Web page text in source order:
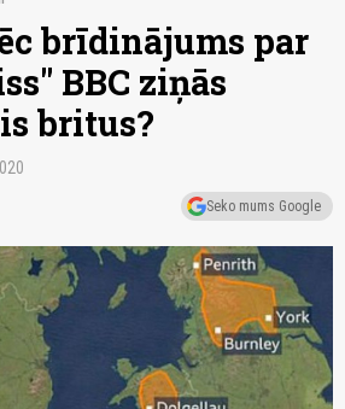
brīdinājums par
BBC ziņās
britus?
Seko mums Google